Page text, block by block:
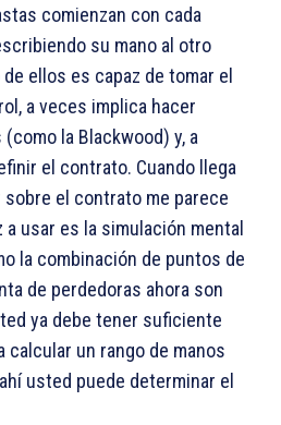
comienzan con cada
su mano al otro
ellos es capaz de tomar el
a veces implica hacer
la Blackwood) y, a
el contrato. Cuando llega
el contrato me parece
usar es la simulación mental
la combinación de puntos de
de perdedoras ahora son
ya debe tener suficiente
calcular un rango de manos
usted puede determinar el